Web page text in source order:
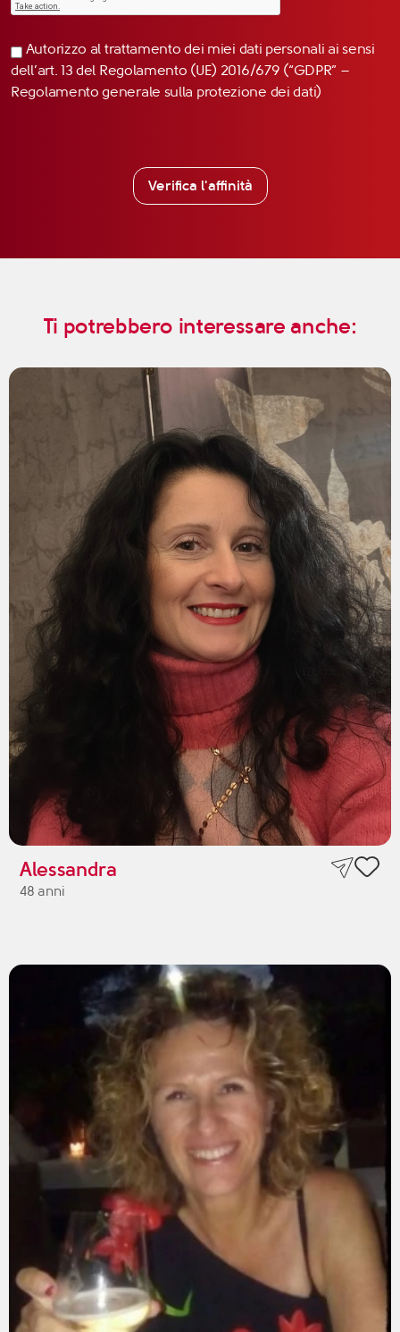
Autorizzo al trattamento dei miei dati personali ai sensi
dell’art. 13 del Regolamento (UE) 2016/679 (“GDPR” –
Regolamento generale sulla protezione dei dati)
Verifica l'affinità
Ti potrebbero interessare anche:
Alessandra
48 anni